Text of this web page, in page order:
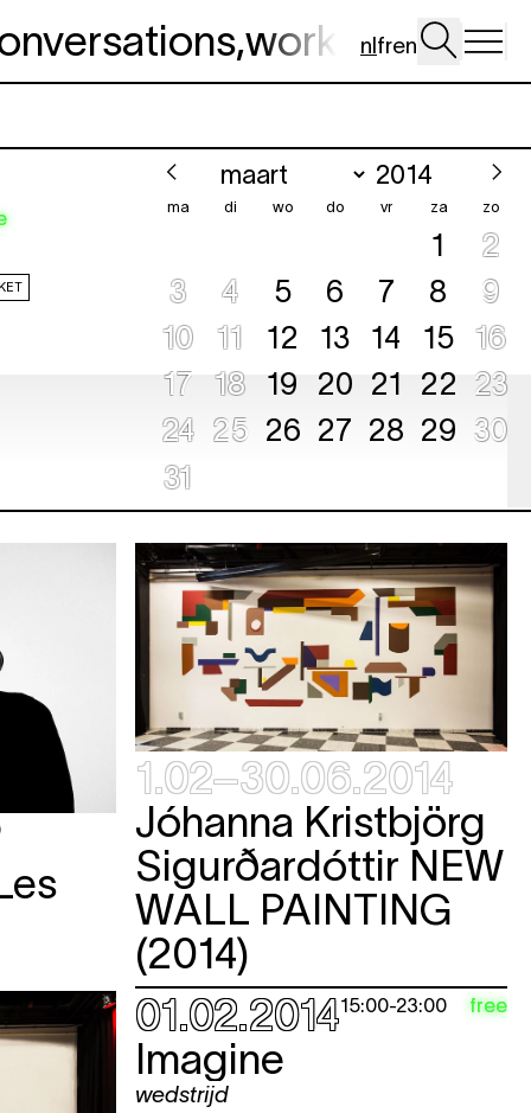
,workshop,dig
nl fren
ma di wo do vr za zo
1
2
3
4 5 6 7 8
9
10
11 12 13 14 15
16
17
18 19 20 21 22
23
24 25 26 27 28 29 30
31
1.02–30.06.2014
Jóhanna Kristbjörg
Sigurðardóttir NEW
WALL PAINTING
(2014)
01.02.201415:00-23:00 free
Imagine
wedstrijd